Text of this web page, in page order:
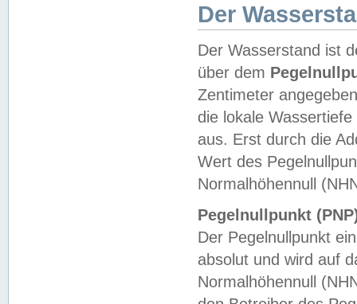
Der
Der Wasserstand ist
über dem
Zentimeter
die lokale
aus. Erst durch die
Wert des
Normalhöhennull
Pegelnullpunkt
Der Pegelnullpunkt
absolut und wird auf
Normalhöhennull